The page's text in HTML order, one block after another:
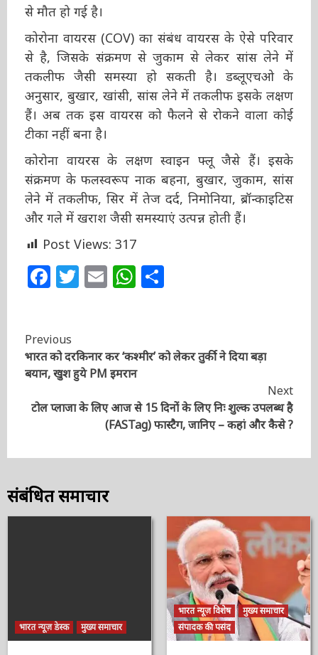
संवाददाता सम्मेलन में बताया कि छह चिकित्साकर्मियों
की इस बीमारी से मौत हो गई है।
कोरोना वायरस (COV) का संबंध वायरस के ऐसे परिवार
से है, जिसके संक्रमण से जुकाम से लेकर सांस लेने में
तकलीफ जैसी समस्या हो सकती है। डब्लूएचओ के
अनुसार, बुखार, खांसी, सांस लेने में तकलीफ इसके
लक्षण हैं। अब तक इस वायरस को फैलने से रोकने वाला
कोई टीका नहीं बना है।
कोरोना वायरस के लक्षण स्वाइन फ्लू जैसे हैं। इसके
संक्रमण के फलस्वरूप नाक बहना, बुखार, जुकाम, सांस
लेने में तकलीफ, सिर में तेज दर्द, निमोनिया, ब्रॉन्काइटिस
और गले में खराश जैसी समस्याएं उत्पन्न होती हैं।
Post Views: 317
Facebook
Twitter
EmailWhatsApp
Continue
Reading
Previous
भारत को दरकिनार कर ‘कश्मीर’ को लेकर तुर्की ने दिया बड़ा
Next
टोल प्लाजा के लिए आज से 15 दिनों के लिए निः शुल्क उपलब्ध
संबंधित समाचार
भारत न्यूज़ डेस्क मुख्य समाचार
भारत न्यूज़ विशेष
मुख्य समाचार
संपादक की पसंद